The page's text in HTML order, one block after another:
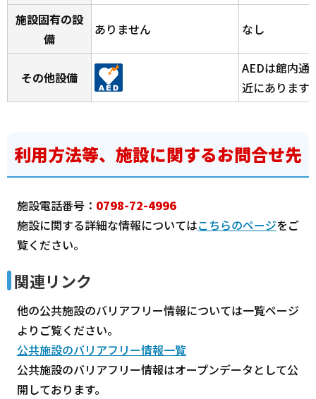
施設固有の設
備
ありません なし
その他設備
AEDは館内通
近にあります
利用方法等、施設に関するお問合せ先
施設電話番号： 0798-72-4996
施設に関する詳細な情報についてはこちらのページをご
覧ください。
関連リンク
他の公共施設のバリアフリー情報については一覧ページ
よりご覧ください。
公共施設のバリアフリー情報一覧
公共施設のバリアフリー情報はオープンデータとして公
開しております。